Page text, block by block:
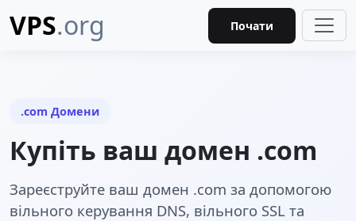
VPS.org Почати
.com Домени
Купіть ваш домен .com
Зареєструйте ваш домен .com за допомогою
вільного керування DNS, вільного SSL та